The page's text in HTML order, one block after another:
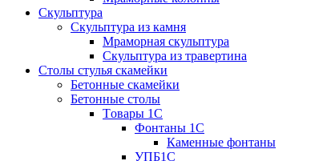
Скульптура
Скульптура из камня
Мраморная скульптура
Скульптура из травертина
Столы стулья скамейки
Бетонные скамейки
Бетонные столы
Tовары 1C
Фонтаны 1C
Каменные фонтаны
УПБ1С